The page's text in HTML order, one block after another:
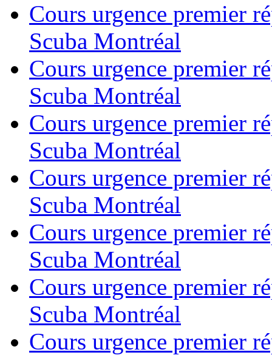
Cours urgence premier
Scuba Montréal
Cours urgence premier
Scuba Montréal
Cours urgence premier
Scuba Montréal
Cours urgence premier
Scuba Montréal
Cours urgence premier
Scuba Montréal
Cours urgence premier
Scuba Montréal
Cours urgence premier